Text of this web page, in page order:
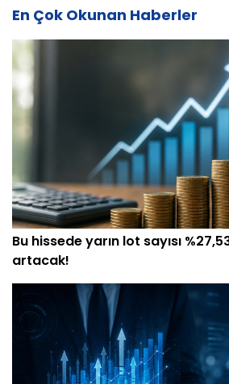
En Çok Okunan Haberler
Bu hissede yarın lot sayısı
artacak!